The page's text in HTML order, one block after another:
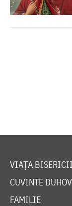
VIAȚA BISERICII
CUVINTE
FAMILIE